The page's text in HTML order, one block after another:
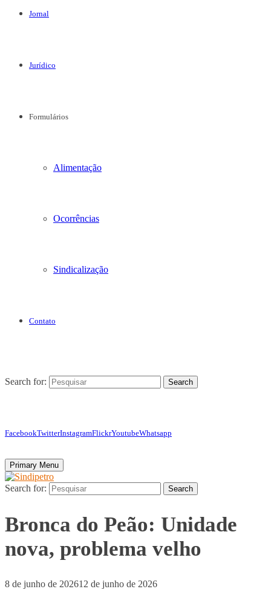
Jornal
Jurídico
Formulários
Alimentação
Ocorrências
Sindicalização
Contato
Search for: Search
FacebookTwitterInstagramFlickrYoutubeWhatsapp
Primary Menu
Search for: Search
Bronca do Peão: Unidade
nova, problema velho
8 de junho de 202612 de junho de 2026